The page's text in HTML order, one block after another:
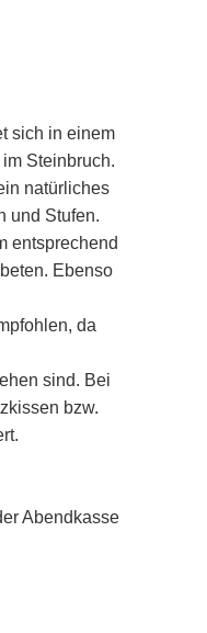
sich in einem
Steinbruch.
natürliches
und Stufen.
entsprechend
Ebenso
da
sind. Bei
bzw.
Abendkasse